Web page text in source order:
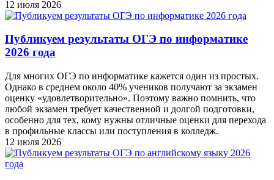
12 июля 2026
Публикуем результаты ОГЭ по информатике
2026 года
Для многих ОГЭ по информатике кажется один из простых.
Однако в среднем около 40% учеников получают за экзамен
оценку «удовлетворительно». Поэтому важно помнить, что
любой экзамен требует качественной и долгой подготовки,
особенно для тех, кому нужны отличные оценки для перехода
в профильные классы или поступления в колледж.
12 июля 2026